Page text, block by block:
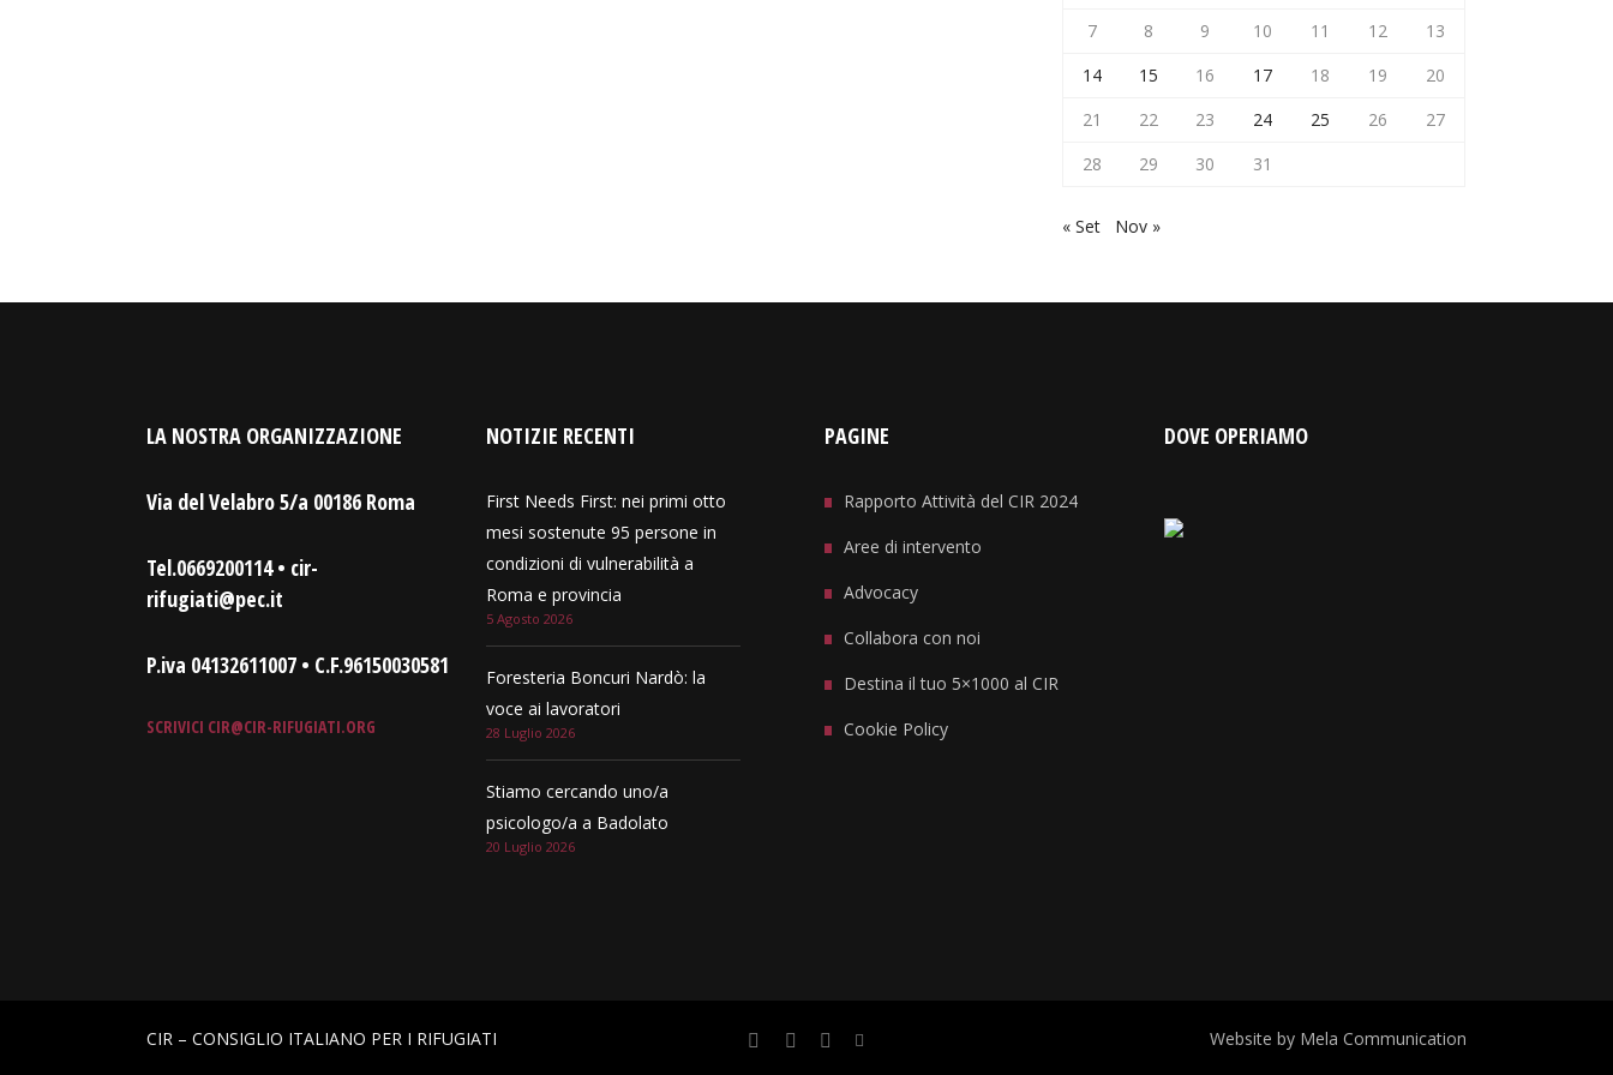
7 8 9 10 11 12
13
14
15 16 17 18 19
20
21
22 23 24 25 26
27
28
29 30 31
« Set Nov »
LA NOSTRA ORGANIZZAZIONE
Via del Velabro 5/a 00186 Roma
Tel.0669200114 • cir-
rifugiati@pec.it
P.iva 04132611007 • C.F.96150030581
SCRIVICI CIR@CIR-RIFUGIATI.ORG
NOTIZIE RECENTI
First Needs First: nei primi otto
mesi sostenute 95 persone in
condizioni di vulnerabilità a
Roma e provincia
5 Agosto 2026
Foresteria Boncuri Nardò: la
voce ai lavoratori
28 Luglio 2026
Stiamo cercando uno/a
psicologo/a a Badolato
20 Luglio 2026
PAGINE
Rapporto Attività del CIR 2024
Aree di intervento
Advocacy
Collabora con noi
Destina il tuo 5×1000 al CIR
Cookie Policy
DOVE OPERIAMO
CIR – CONSIGLIO ITALIANO PER I RIFUGIATI Website by Mela Communication